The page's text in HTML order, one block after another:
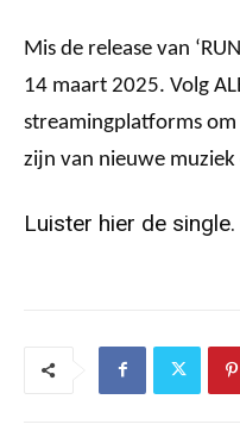
Mis de release van
14 maart 2025. Volg
streamingplatforms om
zijn van nieuwe
Luister hier de single.